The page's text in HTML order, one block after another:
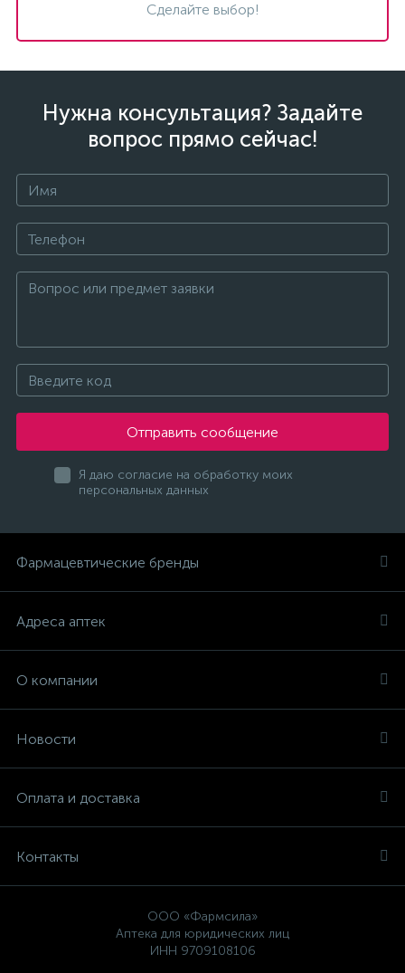
Сделайте выбор!
Нужна консультация? Задайте
вопрос прямо сейчас!
Отправить сообщение
Я даю согласие на обработку моих
персональных данных
Фармацевтические бренды
Адреса аптек
О компании
Новости
Оплата и доставка
Контакты
ООО «Фармсила»
Аптека для юридических лиц
ИНН 9709108106